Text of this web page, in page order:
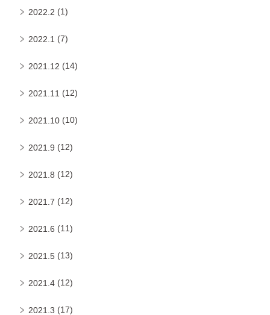
2022.2 (1)
2022.1 (7)
2021.12 (14)
2021.11 (12)
2021.10 (10)
2021.9 (12)
2021.8 (12)
2021.7 (12)
2021.6 (11)
2021.5 (13)
2021.4 (12)
2021.3 (17)